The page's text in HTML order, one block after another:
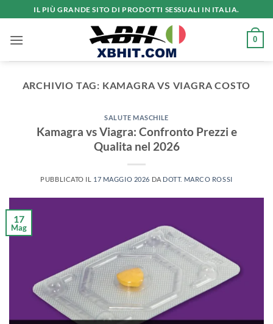
ai
contenuti
IL PIÙ GRANDE SITO DI PRODOTTI SESSUALI IN ITALIA.
0
ARCHIVIO TAG: KAMAGRA VS VIAGRA COSTO
SALUTE MASCHILE
Kamagra vs Viagra: Confronto Prezzi e
Qualita nel 2026
PUBBLICATO IL 17 MAGGIO 2026 DA DOTT. MARCO ROSSI
17
Mag